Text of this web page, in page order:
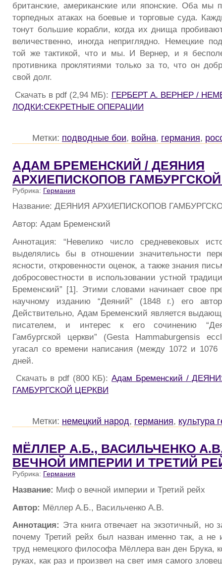
британские, американские или японские. Оба мы
торпедных атаках на боевые и торговые суда.
тонут большие корабли, когда их днища
величественно, иногда неприглядно. Немецкие
той же тактикой, что и мы. И Вернер, и я
противника проклятиями только за то, что он
свой долг.
Скачать в pdf (2,94 МБ): ГЕРБЕРТ А. ВЕРНЕР /
ЛОДКИ:СЕКРЕТНЫЕ ОПЕРАЦИИ
Метки: подводные бои, война, германия,
АДАМ БРЕМЕНСКИЙ / ДЕЯНИЯ
АРХИЕПИСКОПОВ
Рубрика: Германия
Название: ДЕЯНИЯ АРХИЕПИСКОПОВ
Автор: Адам Бременский
Аннотация: “Невелико число средневековых
выделялись бы в отношении значительности
ясности, откровенности оценок, а также знания
добросовестности в использовании устной
Бременский” [1]. Этими словами начинает свое
научному изданию “Деяний” (1848 г.) его
Действительно, Адам Бременский является
писателем, и интерес к его сочинению
Гамбургской церкви” (Gesta Hammaburgensis
угасал со времени написания (между 1072 и 1076
дней.
Скачать в pdf (800 КБ):Адам Бременский /
ГАМБУРГСКОЙ ЦЕРКВИ
Метки: немецкий народ, германия, культура
МЁЛЛЕР А.Б., ВАСИЛЬЧЕНКО
ВЕЧНОЙ ИМПЕРИИ И ТРЕТИЙ
Рубрика: Германия
Название: Миф о вечной империи и Третий рейх
Автор: Мёллер А.Б., Васильченко А.В.
Аннотация: Эта книга отвечает на экзотичный, но
почему Третий рейх был назван именно так, а не
труд немецкого философа Мёллера ван ден Брука,
руках, как раз и произвел на свет имя самого